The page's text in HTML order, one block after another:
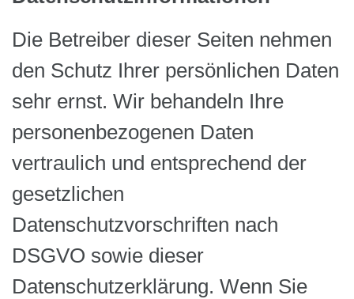
Die Betreiber dieser Seiten nehmen
den Schutz Ihrer persönlichen Daten
sehr ernst. Wir behandeln Ihre
personenbezogenen Daten
vertraulich und entsprechend der
gesetzlichen
Datenschutzvorschriften nach
DSGVO sowie dieser
Datenschutzerklärung. Wenn Sie